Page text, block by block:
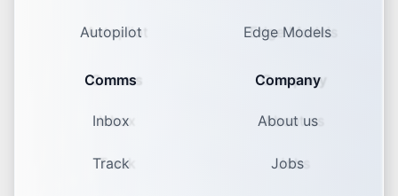
Autopilot
Comms
Inbox
Track
Edge Models
Company
About us
Jobs